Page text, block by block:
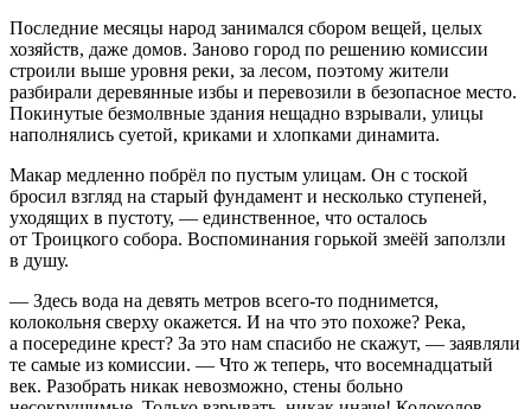
Последние месяцы народ занимался сбором вещей, целых
хозяйств, даже домов. Заново город по решению комиссии
строили выше уровня реки, за лесом, поэтому жители
разбирали деревянные избы и перевозили в безопасное место.
Покинутые безмолвные здания нещадно взрывали, улицы
наполнялись суетой, криками и хлопками динамита.
Макар медленно побрёл по пустым улицам. Он с тоской
бросил взгляд на старый фундамент и несколько ступеней,
уходящих в пустоту, — единственное, что осталось
от Троицкого собора. Воспоминания горькой змеёй заползли
в душу.
— Здесь вода на девять метров всего-то поднимется,
колокольня сверху окажется. И на что это похоже? Река,
а посередине крест? За это нам спасибо не скажут, — заявляли
те самые из комиссии. — Что ж теперь, что восемнадцатый
век. Разобрать никак невозможно, стены больно